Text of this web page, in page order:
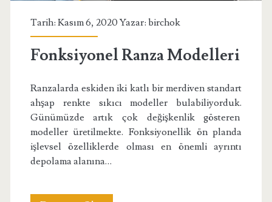
Tarih: Kasım 6, 2020 Yazar: birchok
Fonksiyonel Ranza Modelleri
Ranzalarda eskiden iki katlı bir merdiven standart
ahşap renkte sıkıcı modeller bulabiliyorduk.
Günümüzde artık çok değişkenlik gösteren
modeller üretilmekte. Fonksiyonellik ön planda
işlevsel özelliklerde olması en önemli ayrıntı
depolama alanına…